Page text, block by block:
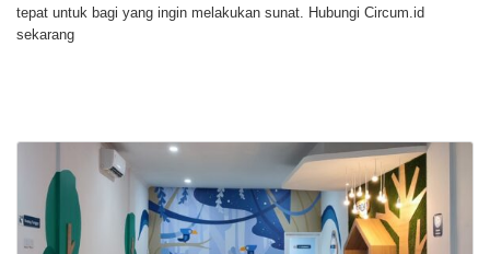
tepat untuk bagi yang ingin melakukan sunat. Hubungi Circum.id
sekarang